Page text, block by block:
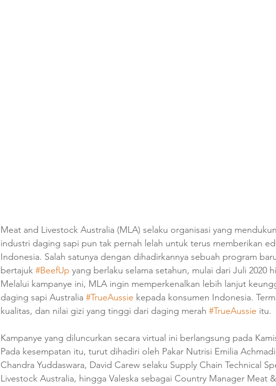
Meat and Livestock Australia (MLA) selaku organisasi yang
industri daging sapi pun tak pernah lelah untuk terus memberikan
Indonesia. Salah satunya dengan dihadirkannya sebuah program
bertajuk #BeefUp yang berlaku selama setahun, mulai dari Juli 2020
Melalui kampanye ini, MLA ingin memperkenalkan lebih lanjut
daging sapi Australia #TrueAussie kepada konsumen Indonesia.
kualitas, dan nilai gizi yang tinggi dari daging merah #TrueAussie itu.
Kampanye yang diluncurkan secara virtual ini berlangsung pada
Pada kesempatan itu, turut dihadiri oleh Pakar Nutrisi Emilia
Chandra Yuddaswara, David Carew selaku Supply Chain Technical
Livestock Australia, hingga Valeska sebagai Country Manager Meat